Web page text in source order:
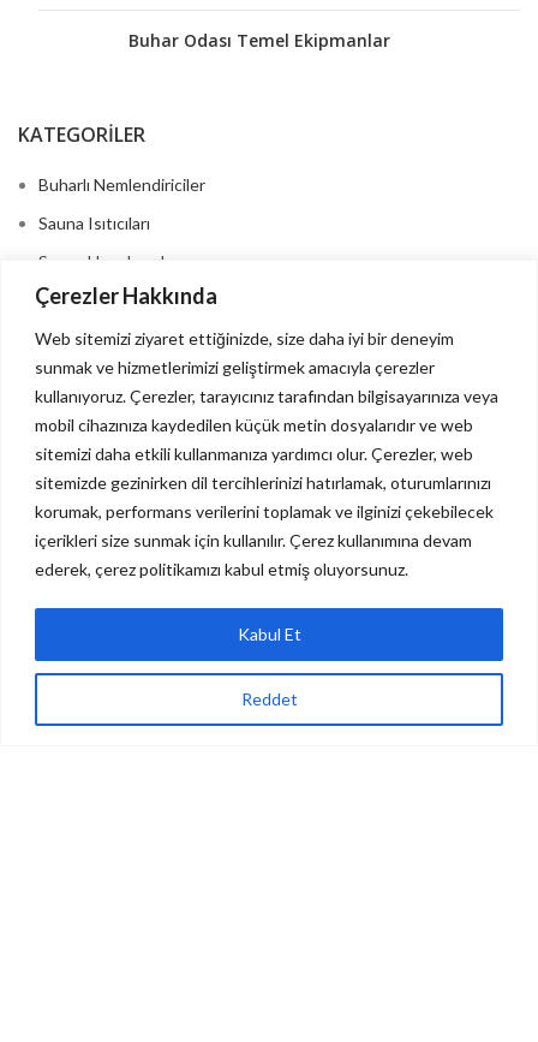
Çerezler Hakkında
Web sitemizi ziyaret ettiğinizde, size daha iyi bir deneyim
sunmak ve hizmetlerimizi geliştirmek amacıyla çerezler
kullanıyoruz. Çerezler, tarayıcınız tarafından bilgisayarınıza veya
mobil cihazınıza kaydedilen küçük metin dosyalarıdır ve web
sitemizi daha etkili kullanmanıza yardımcı olur. Çerezler, web
sitemizde gezinirken dil tercihlerinizi hatırlamak, oturumlarınızı
korumak, performans verilerini toplamak ve ilginizi çekebilecek
içerikleri size sunmak için kullanılır. Çerez kullanımına devam
ederek, çerez politikamızı kabul etmiş oluyorsunuz.
Reddet
Kabul Et
Buhar Odası Temel Ekipmanlar
KATEGORİLER
Buharlı Nemlendiriciler
Sauna Isıtıcıları
Sauna Uygulamaları
İnfrared Saunalar
FAYDALI LINKLER
Şartlar & Koşullar
İade
Son Haberler
Site Haritamız
MENÜLER
İnstegram profil
Favoriler
Karşılaştırma